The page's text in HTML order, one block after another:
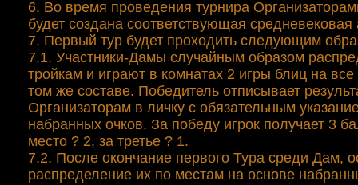
6. Во время проведения турнира
будет создана соответствующая
7. Первый тур будет проходить следующим
7.1. Участники-Дамы случайным образом
тройкам и играют в комнатах 2 игры блиц на
том же составе. Победитель отписывает
Организаторам в личку с обязательным
набранных очков. За победу игрок получает 3
место ? 2, за третье ? 1.
7.2. После окончание первого Тура среди Дам,
распределение их по местам на основе